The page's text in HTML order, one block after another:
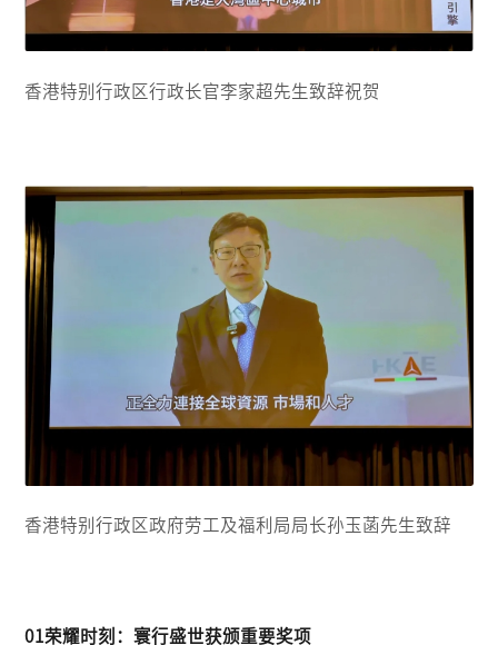
香港特别行政区行政长官李家超先生致辞祝贺
香港特别行政区政府劳工及福利局局长孙玉菡先生致辞
01荣耀时刻：寰行盛世获颁重要奖项